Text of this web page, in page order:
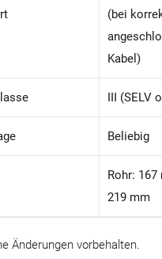
(bei
Kabel)
III (SELV
Beliebig
Rohr:
219 mm
Änderungen vorbehalten.